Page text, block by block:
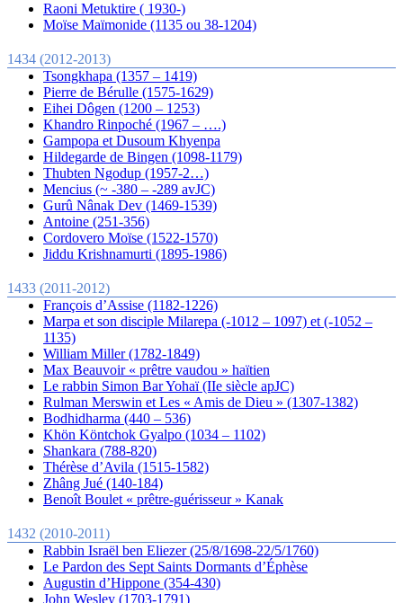
Raoni Metuktire ( 1930-)
Moïse Maïmonide (1135 ou 38-1204)
1434 (2012-2013)
Tsongkhapa (1357 – 1419)
Pierre de Bérulle (1575-1629)
Eihei Dôgen (1200 – 1253)
Khandro Rinpoché (1967 – ….)
Gampopa et Dusoum Khyenpa
Hildegarde de Bingen (1098-1179)
Thubten Ngodup (1957-2…)
Mencius (~ -380 – -289 avJC)
Gurû Nânak Dev (1469-1539)
Antoine (251-356)
Cordovero Moïse (1522-1570)
Jiddu Krishnamurti (1895-1986)
1433 (2011-2012)
François d’Assise (1182-1226)
Marpa et son disciple Milarepa (-1012 – 1097) et (-1052 –
1135)
William Miller (1782-1849)
Max Beauvoir « prêtre vaudou » haïtien
Le rabbin Simon Bar Yohaï (IIe siècle apJC)
Rulman Merswin et Les « Amis de Dieu » (1307-1382)
Bodhidharma (440 – 536)
Khön Köntchok Gyalpo (1034 – 1102)
Shankara (788-820)
Thérèse d’Avila (1515-1582)
Zhâng Jué (140-184)
Benoît Boulet « prêtre-guérisseur » Kanak
1432 (2010-2011)
Rabbin Israël ben Eliezer (25/8/1698-22/5/1760)
Le Pardon des Sept Saints Dormants d’Éphèse
Augustin d’Hippone (354-430)
John Wesley (1703-1791)